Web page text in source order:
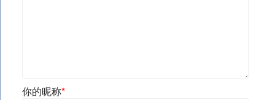
你的昵称*